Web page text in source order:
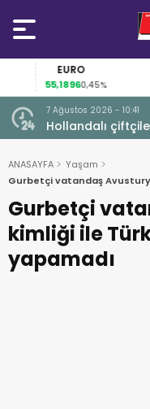
55,18960,45%
şoke
7 Ağustos 2026 - 10:41
Hollandalı
ANASAYFA
Yaşam
Gurbetçi vatandaş
Gurbetçi
kimliği ile
yapamadı